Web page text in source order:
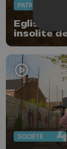
PATRIMOINE
Eglises
insolite
SOCIÉTÉ